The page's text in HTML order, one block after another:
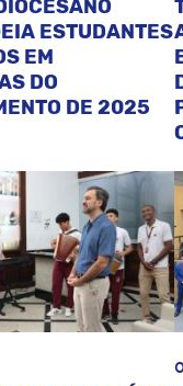
ESTUDANTES
EM
DO
DE 2025